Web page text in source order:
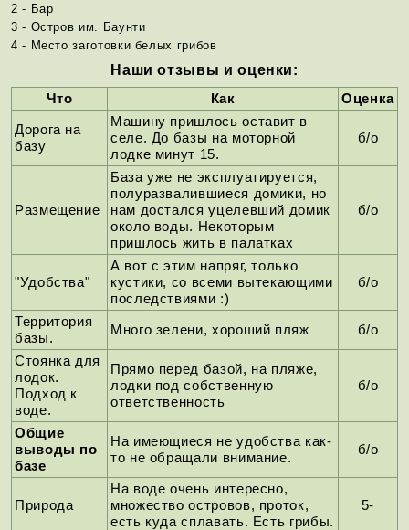
2 - Бар
3 - Остров им. Баунти
4 - Место заготовки белых грибов
Наши отзывы и оценки:
Что
Как
Оценка
Дорога на
базу
Машину пришлось оставит в
селе. До базы на моторной
лодке минут 15.
б/о
Размещение
База уже не эксплуатируется,
полуразвалившиеся домики, но
нам достался уцелевший домик
около воды. Некоторым
пришлось жить в палатках
б/о
"Удобства"
А вот с этим напряг, только
кустики, со всеми вытекающими
последствиями :)
б/о
Территория
базы.
Много зелени, хороший пляж
б/о
Стоянка для
лодок.
Подход к
воде.
Прямо перед базой, на пляже,
лодки под собственную
ответственность
б/о
Общие
выводы по
базе
На имеющиеся не удобства как-
то не обращали внимание.
б/о
Природа
На воде очень интересно,
множество островов, проток,
есть куда сплавать. Есть грибы.
5-